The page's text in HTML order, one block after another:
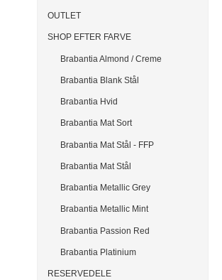
OUTLET
SHOP EFTER FARVE
Brabantia Almond / Creme
Brabantia Blank Stål
Brabantia Hvid
Brabantia Mat Sort
Brabantia Mat Stål - FFP
Brabantia Mat Stål
Brabantia Metallic Grey
Brabantia Metallic Mint
Brabantia Passion Red
Brabantia Platinium
RESERVEDELE